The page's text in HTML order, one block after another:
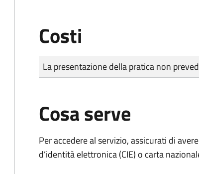
Costi
Tipo di pagamento
Importo
La presentazione della pratica non
Cosa serve
Per accedere al servizio, assicurati di
d’identità elettronica (CIE) o carta